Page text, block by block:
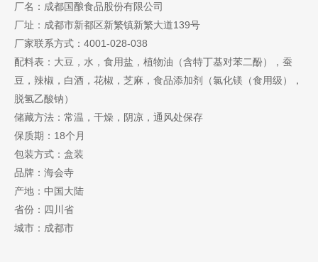
厂名：成都国酿食品股份有限公司
厂址：成都市新都区新繁镇新繁大道139号
厂家联系方式：4001-028-038
配料表：大豆，水，食用盐，植物油（含特丁基对苯二酚），蚕
豆，辣椒，白酒，花椒，芝麻，食品添加剂（氯化镁（食用级），
脱氢乙酸钠）
储藏方法：常温，干燥，阴凉，通风处保存
保质期：18个月
包装方式：盒装
品牌：海会寺
产地：中国大陆
省份：四川省
城市：成都市